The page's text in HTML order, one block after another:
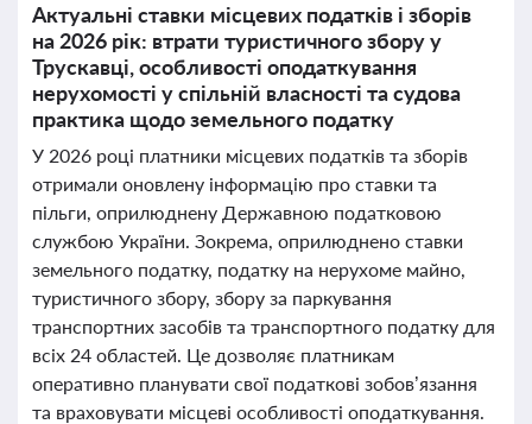
Актуальні ставки місцевих податків і зборів
на 2026 рік: втрати туристичного збору у
Трускавці, особливості оподаткування
нерухомості у спільній власності та судова
практика щодо земельного податку
У 2026 році платники місцевих податків та зборів
отримали оновлену інформацію про ставки та
пільги, оприлюднену Державною податковою
службою України. Зокрема, оприлюднено ставки
земельного податку, податку на нерухоме майно,
туристичного збору, збору за паркування
транспортних засобів та транспортного податку для
всіх 24 областей. Це дозволяє платникам
оперативно планувати свої податкові зобов’язання
та враховувати місцеві особливості оподаткування.